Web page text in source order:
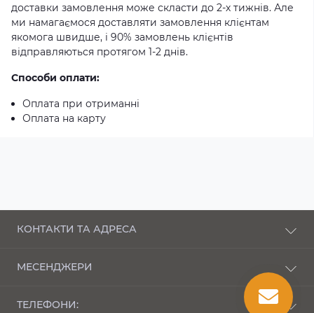
доставки замовлення може скласти до 2-х тижнів. Але
ми намагаємося доставляти замовлення клієнтам
якомога швидше, і 90% замовлень клієнтів
відправляються протягом 1-2 днів.
Способи оплати:
Оплата при отриманні
Оплата на карту
КОНТАКТИ ТА АДРЕСА
43000
bembi_market@ukr.net
МЕСЕНДЖЕРИ
ТЕЛЕФОНИ: